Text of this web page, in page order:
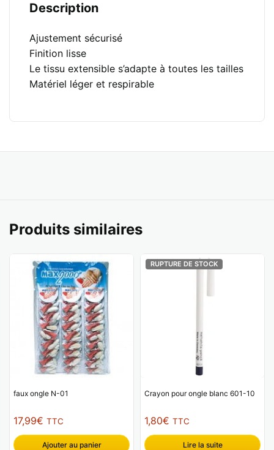
Description
Ajustement sécurisé
Finition lisse
Le tissu extensible s’adapte à toutes les tailles
Matériel léger et respirable
Produits similaires
faux ongle N-01
17,99€ TTC
Ajouter au panier
RUPTURE DE STOCK
Crayon pour ongle blanc 601-10
1,80€ TTC
Lire la suite